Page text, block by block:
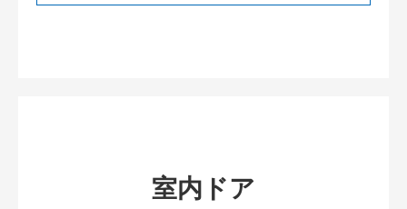
室内ドア